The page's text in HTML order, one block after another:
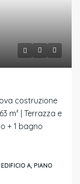
costruzione
m² | Terrazza e
+ 1 bagno
A, PIANO